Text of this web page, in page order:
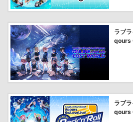
ラブ
qours
ラブ
qours